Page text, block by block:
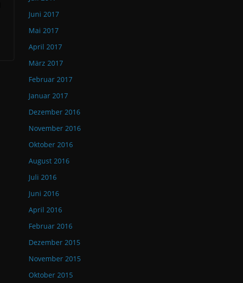
Juni 2017
Mai 2017
April 2017
März 2017
Februar 2017
Januar 2017
Dezember 2016
November 2016
Oktober 2016
August 2016
Juli 2016
Juni 2016
April 2016
Februar 2016
Dezember 2015
November 2015
Oktober 2015